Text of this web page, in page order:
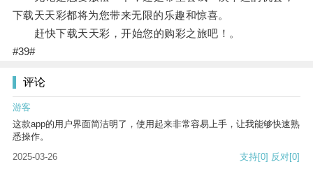
下载天天彩都将为您带来无限的乐趣和惊喜。
赶快下载天天彩，开始您的购彩之旅吧！。
#39#
评论
游客
这款app的用户界面简洁明了，使用起来非常容易上手，让我能够快速熟
悉操作。
2025-03-26
支持[0] 反对[0]